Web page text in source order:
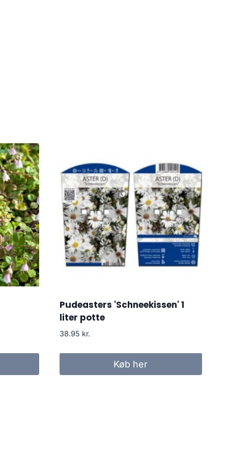
Pudeasters 'Schneekissen' 1
liter potte
38.95 kr.
Køb her